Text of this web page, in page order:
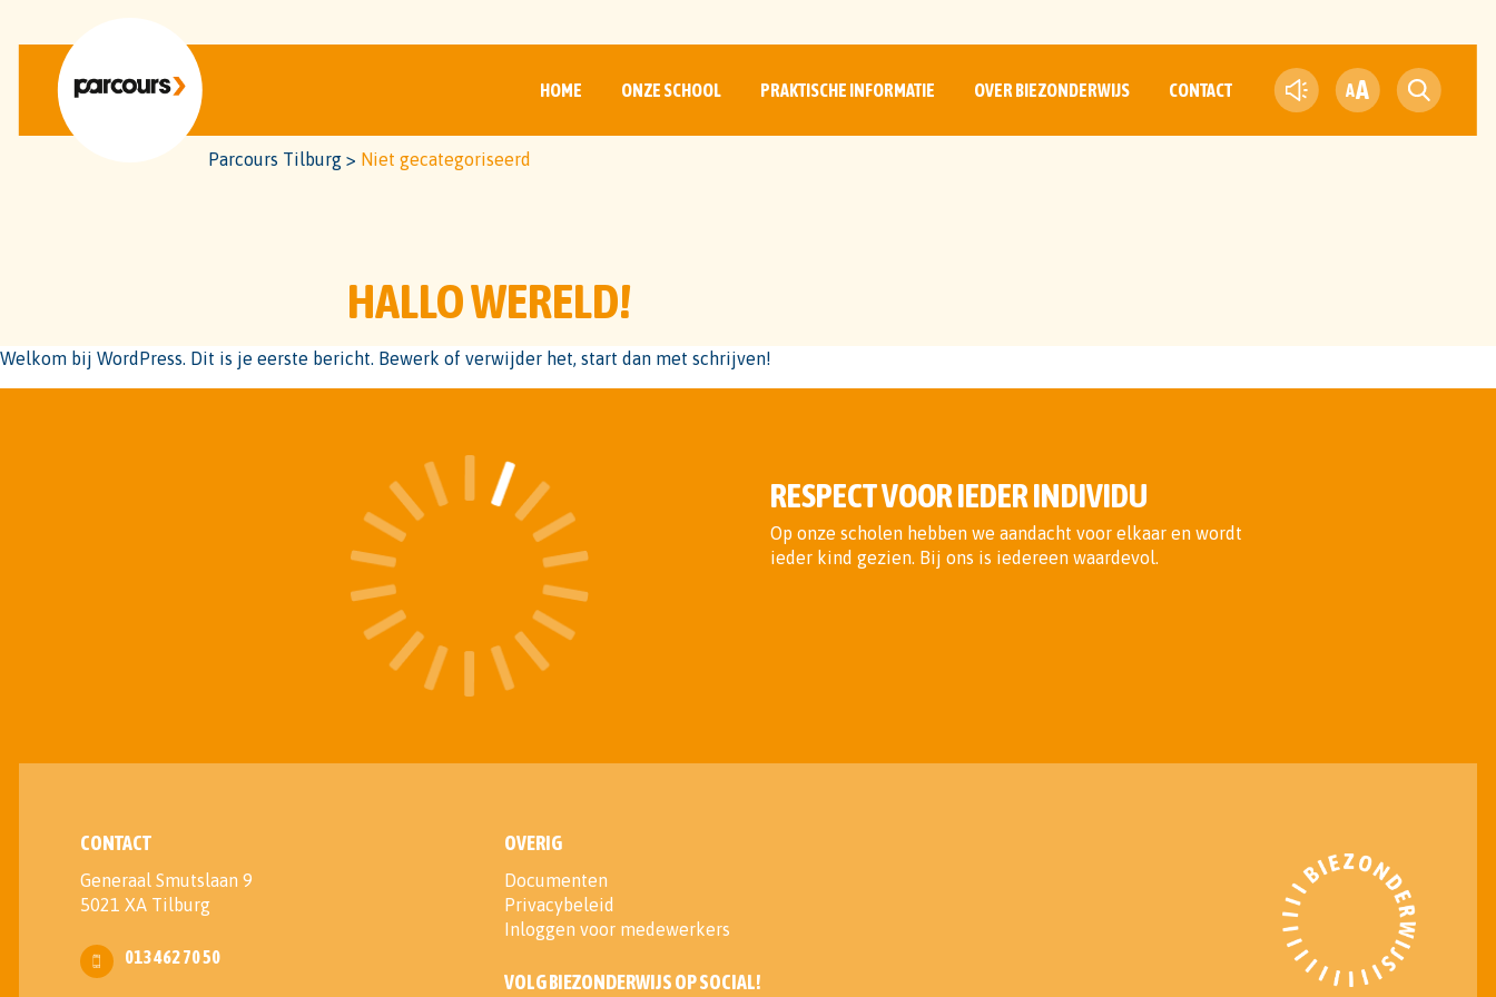
HOME ONZE SCHOOL PRAKTISCHE INFORMATIE OVER BIEZONDERWIJS CONTACT AA
Parcours Tilburg> Niet gecategoriseerd
HALLO WERELD!
Welkom bij WordPress. Dit is je eerste bericht. Bewerk of verwijder het, start dan met schrijven!
RESPECT VOOR IEDER INDIVIDU
Op onze scholen hebben we aandacht voor elkaar en wordt
ieder kind gezien. Bij ons is iedereen waardevol.
CONTACT
Generaal Smutslaan 9
5021 XA Tilburg
013 462 70 50
OVERIG
Documenten
Privacybeleid
Inloggen voor medewerkers
VOLG BIEZONDERWIJS OP SOCIAL!